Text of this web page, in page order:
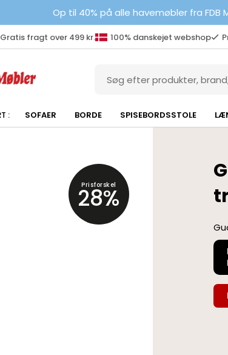
Op til 40% på alle havemøbler fra FDB
Gratis fragt over 499 kr. 100% danskejet webshop
SOFAER BORDE SPISEBORDSSTOLE
Prisforskel
28%